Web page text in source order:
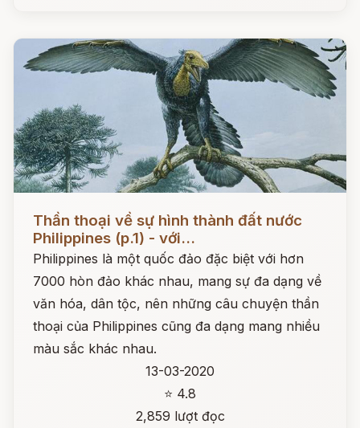
Đọc ngay
Thần thoại về sự hình thành đất nước
Philippines (p.1) - với...
Philippines là một quốc đảo đặc biệt với hơn
7000 hòn đảo khác nhau, mang sự đa dạng về
văn hóa, dân tộc, nên những câu chuyện thần
thoại của Philippines cũng đa dạng mang nhiều
màu sắc khác nhau.
13-03-2020
⭐ 4.8
2,859 lượt đọc